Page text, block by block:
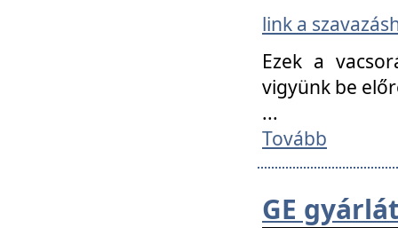
link a
Ezek a
vigyünk be
...
Tovább
GE